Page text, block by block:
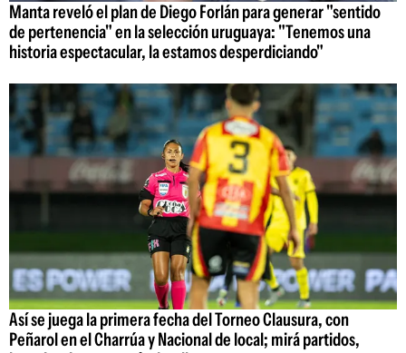
Manta reveló el plan de Diego Forlán para generar "sentido
de pertenencia" en la selección uruguaya: "Tenemos una
historia espectacular, la estamos desperdiciando"
Así se juega la primera fecha del Torneo Clausura, con
Peñarol en el Charrúa y Nacional de local; mirá partidos,